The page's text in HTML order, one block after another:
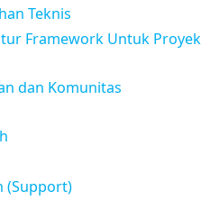
Teknis
Framework Untuk Proyek
dan Komunitas
(Support)